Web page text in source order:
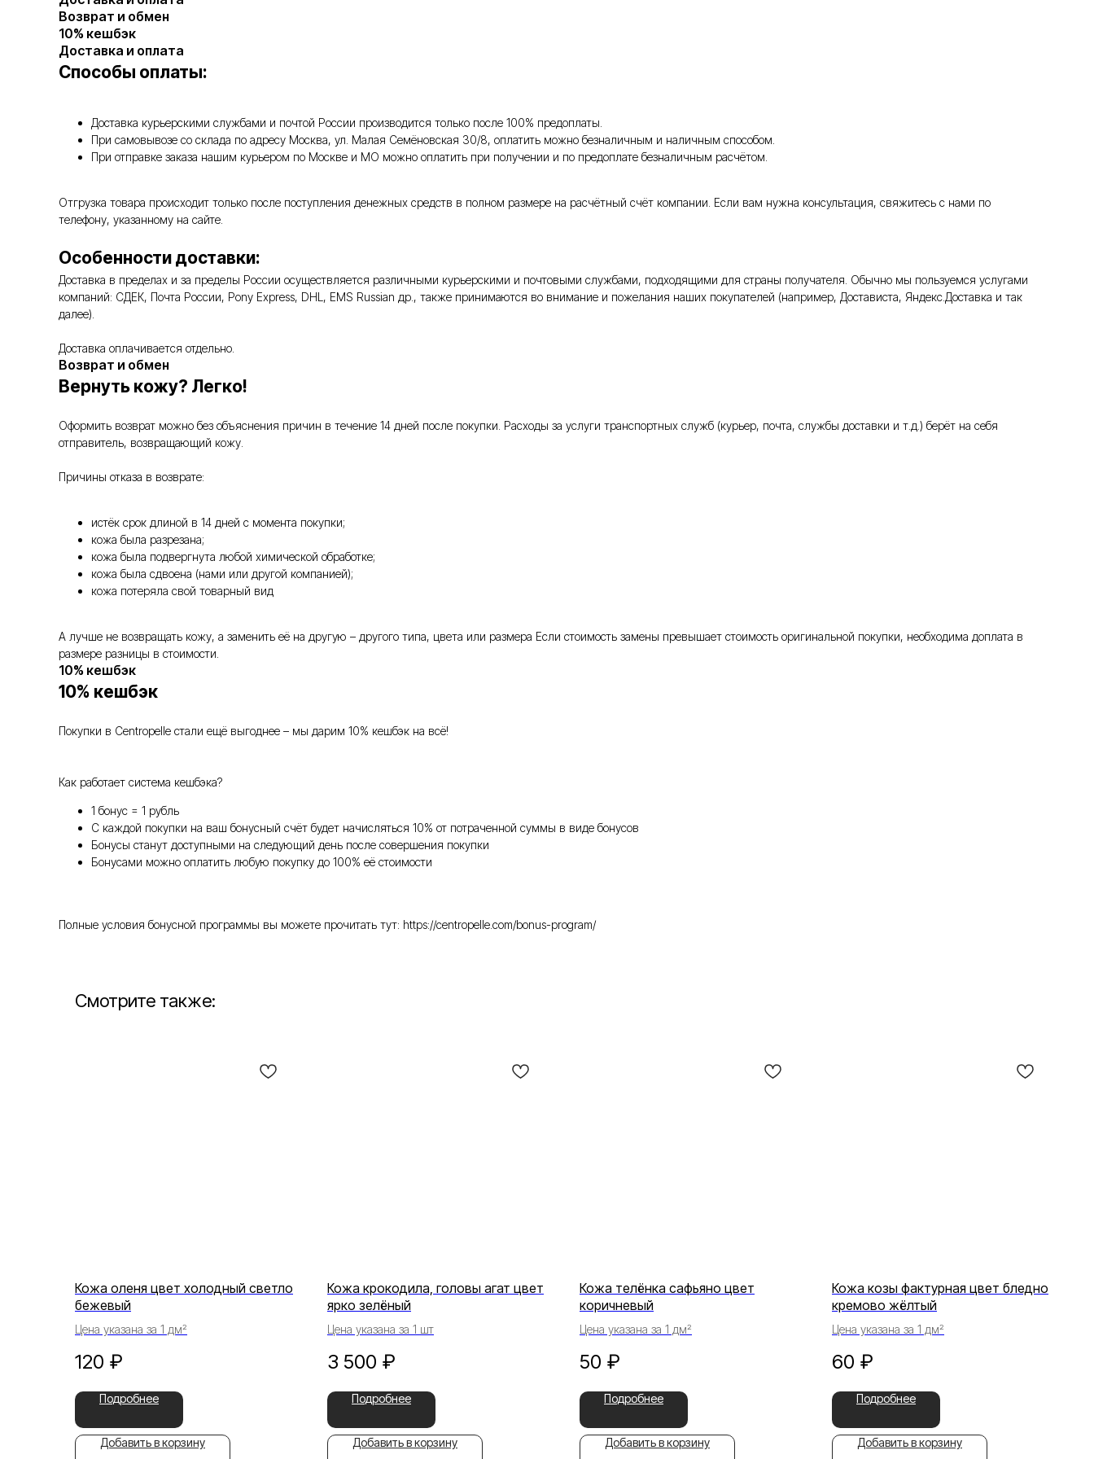
Возврат и обмен
10% кешбэк
Доставка и оплата
Способы оплаты:
Доставка курьерскими службами и почтой России производится только после 100% предоплаты.
При самовывозе со склада по адресу Москва, ул. Малая Семёновская 30/8, оплатить можно безналичным и наличным способом.
При отправке заказа нашим курьером по Москве и МО можно оплатить при получении и по предоплате безналичным расчётом.
Отгрузка товара происходит только после поступления денежных средств в полном размере на расчётный счёт компании. Если вам нужна консультация, свяжитесь с нами по
телефону, указанному на сайте.
Особенности доставки:
Доставка в пределах и за пределы России осуществляется различными курьерскими и почтовыми службами, подходящими для страны получателя. Обычно мы пользуемся услугами
компаний: СДЕК, Почта России, Pony Express, DHL, EMS Russian др., также принимаются во внимание и пожелания наших покупателей (например, Достависта, Яндекс.Доставка и так
далее).
Доставка оплачивается отдельно.
Возврат и обмен
Вернуть кожу? Легко!
Оформить возврат можно без объяснения причин в течение 14 дней после покупки. Расходы за услуги транспортных служб (курьер, почта, службы доставки и т.д.) берёт на себя
отправитель, возвращающий кожу.
Причины отказа в возврате:
истёк срок длиной в 14 дней с момента покупки;
кожа была разрезана;
кожа была подвергнута любой химической обработке;
кожа была сдвоена (нами или другой компанией);
кожа потеряла свой товарный вид
А лучше не возвращать кожу, а заменить её на другую – другого типа, цвета или размера Если стоимость замены превышает стоимость оригинальной покупки, необходима доплата в
размере разницы в стоимости.
10% кешбэк
10% кешбэк
Покупки в Centropelle стали ещё выгоднее – мы дарим 10% кешбэк на всё!
Как работает система кешбэка?
1 бонус = 1 рубль
С каждой покупки на ваш бонусный счёт будет начисляться 10% от потраченной суммы в виде бонусов
Бонусы станут доступными на следующий день после совершения покупки
Бонусами можно оплатить любую покупку до 100% её стоимости
Полные условия бонусной программы вы можете прочитать тут: https://centropelle.com/bonus-program/
Смотрите также:
Кожа оленя цвет холодный светло
бежевый
Цена указана за 1 дм²
120 ₽
Подробнее
Добавить в корзину
Кожа крокодила, головы агат цвет
ярко зелёный
Цена указана за 1 шт
3 500 ₽
Подробнее
Добавить в корзину
Кожа телёнка сафьяно цвет
коричневый
Цена указана за 1 дм²
50 ₽
Подробнее
Добавить в корзину
Кожа козы фактурная цвет бледно
кремово жёлтый
Цена указана за 1 дм²
60 ₽
Подробнее
Добавить в корзину